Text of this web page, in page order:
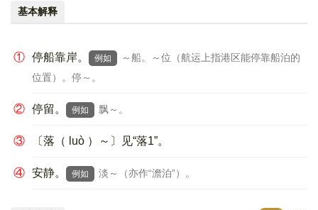
基本解释
① 停船靠岸。 例如
～船。～位（航运上指港区能停靠船泊的
位置）。停～。
② 停留。 例如 飘～。
③ 〔落（ luò ）～〕见“落1”。
④ 安静。 例如 淡～（亦作“澹泊”）。